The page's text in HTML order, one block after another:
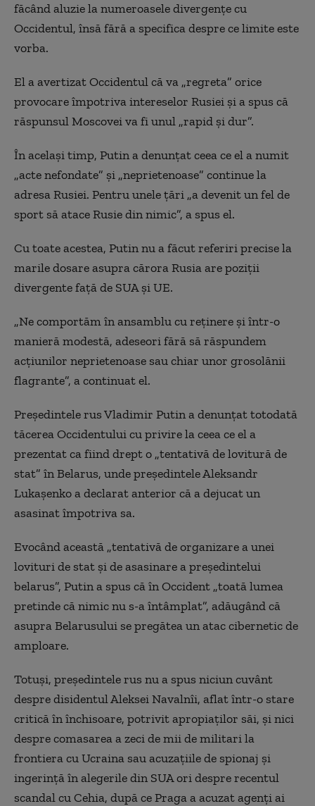
făcând aluzie la numeroasele divergenţe cu
Occidentul, însă fără a specifica despre ce limite este
vorba.
El a avertizat Occidentul că va „regreta” orice
provocare împotriva intereselor Rusiei şi a spus că
răspunsul Moscovei va fi unul „rapid şi dur”.
În acelaşi timp, Putin a denunţat ceea ce el a numit
„acte nefondate” şi „neprietenoase” continue la
adresa Rusiei. Pentru unele ţări „a devenit un fel de
sport să atace Rusie din nimic”, a spus el.
Cu toate acestea, Putin nu a făcut referiri precise la
marile dosare asupra cărora Rusia are poziţii
divergente faţă de SUA şi UE.
„Ne comportăm în ansamblu cu reţinere şi într-o
manieră modestă, adeseori fără să răspundem
acţiunilor neprietenoase sau chiar unor grosolănii
flagrante”, a continuat el.
Preşedintele rus Vladimir Putin a denunţat totodată
tăcerea Occidentului cu privire la ceea ce el a
prezentat ca fiind drept o „tentativă de lovitură de
stat” în Belarus, unde preşedintele Aleksandr
Lukaşenko a declarat anterior că a dejucat un
asasinat împotriva sa.
Evocând această „tentativă de organizare a unei
lovituri de stat şi de asasinare a preşedintelui
belarus”, Putin a spus că în Occident „toată lumea
pretinde că nimic nu s-a întâmplat”, adăugând că
asupra Belarusului se pregătea un atac cibernetic de
amploare.
Totuşi, preşedintele rus nu a spus niciun cuvânt
despre disidentul Aleksei Navalnîi, aflat într-o stare
critică în închisoare, potrivit apropiaţilor săi, şi nici
despre comasarea a zeci de mii de militari la
frontiera cu Ucraina sau acuzaţiile de spionaj şi
ingerinţă în alegerile din SUA ori despre recentul
scandal cu Cehia, după ce Praga a acuzat agenţi ai